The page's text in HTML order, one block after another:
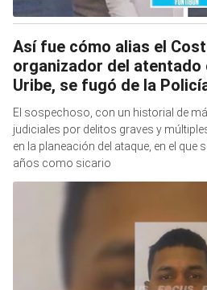
Así fue cómo alias el
organizador del atentado
Uribe, se fugó de la
El sospechoso, con un historial de
judiciales por delitos graves y
en la planeación del ataque, en el que
años como sicario